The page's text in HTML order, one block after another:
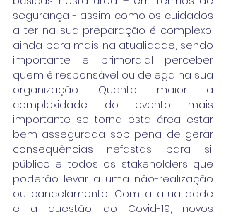
segurança - assim como os cuidados
a ter na sua preparação é complexo,
ainda para mais na atualidade, sendo
importante e primordial perceber
quem é responsável ou delega na sua
organização. Quanto maior a
complexidade do evento mais
importante se torna esta área estar
bem assegurada sob pena de gerar
consequências nefastas para si,
público e todos os stakeholders que
poderão levar a uma não-realização
ou cancelamento. Com a atualidade
e a questão do Covid-19, novos